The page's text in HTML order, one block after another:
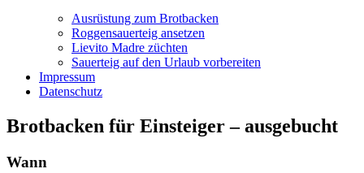
Ausrüstung zum Brotbacken
Roggensauerteig ansetzen
Lievito Madre züchten
Sauerteig auf den Urlaub vorbereiten
Impressum
Datenschutz
Brotbacken für Einsteiger – ausgebucht
Wann